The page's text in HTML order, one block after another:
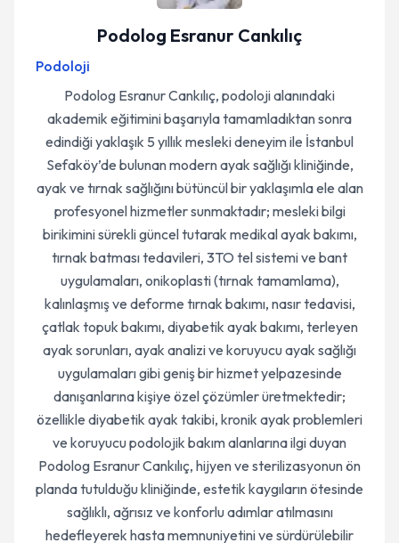
Podolog Esranur Cankılıç
Podoloji
Podolog Esranur Cankılıç, podoloji alanındaki
akademik eğitimini başarıyla tamamladıktan sonra
edindiği yaklaşık 5 yıllık mesleki deneyim ile İstanbul
Sefaköy’de bulunan modern ayak sağlığı kliniğinde,
ayak ve tırnak sağlığını bütüncül bir yaklaşımla ele alan
profesyonel hizmetler sunmaktadır; mesleki bilgi
birikimini sürekli güncel tutarak medikal ayak bakımı,
tırnak batması tedavileri, 3TO tel sistemi ve bant
uygulamaları, onikoplasti (tırnak tamamlama),
kalınlaşmış ve deforme tırnak bakımı, nasır tedavisi,
çatlak topuk bakımı, diyabetik ayak bakımı, terleyen
ayak sorunları, ayak analizi ve koruyucu ayak sağlığı
uygulamaları gibi geniş bir hizmet yelpazesinde
danışanlarına kişiye özel çözümler üretmektedir;
özellikle diyabetik ayak takibi, kronik ayak problemleri
ve koruyucu podolojik bakım alanlarına ilgi duyan
Podolog Esranur Cankılıç, hijyen ve sterilizasyonun ön
planda tutulduğu kliniğinde, estetik kaygıların ötesinde
sağlıklı, ağrısız ve konforlu adımlar atılmasını
hedefleyerek hasta memnuniyetini ve sürdürülebilir